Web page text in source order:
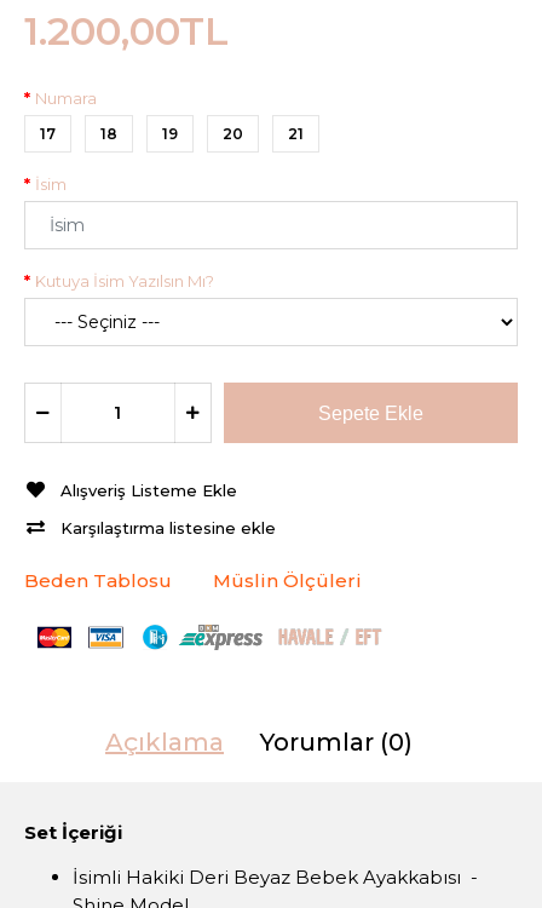
1.200,00TL
Numara
17 18 19 20 21
İsim
Kutuya İsim Yazılsın Mı?
Alışveriş Listeme Ekle
Karşılaştırma listesine ekle
Beden Tablosu Müslin Ölçüleri
Açıklama Yorumlar (0)
Set İçeriği
İsimli Hakiki Deri Beyaz Bebek Ayakkabısı -